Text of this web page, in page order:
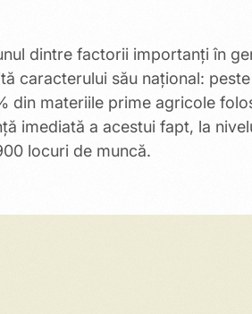
dintre factorii importanți în
caracterului său național:
din materiile prime agricole
imediată a acestui fapt, la
locuri de muncă.